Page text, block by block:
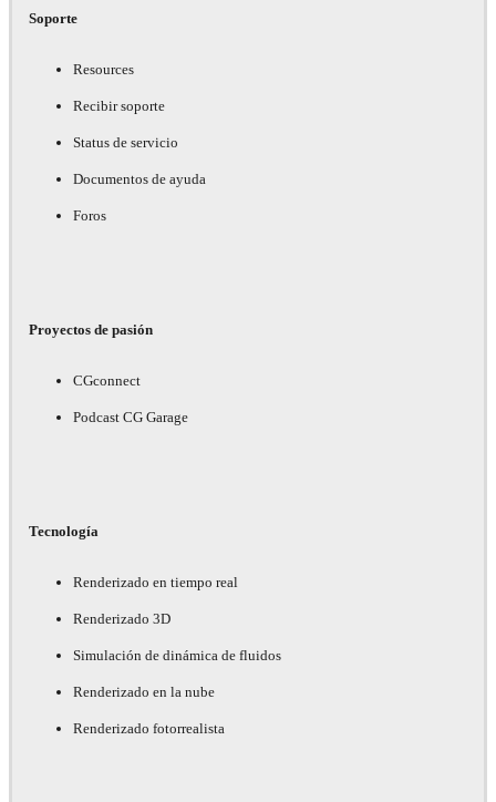
Soporte
Resources
Recibir soporte
Status de servicio
Documentos de ayuda
Foros
Proyectos de pasión
CGconnect
Podcast CG Garage
Tecnología
Renderizado en tiempo real
Renderizado 3D
Simulación de dinámica de fluidos
Renderizado en la nube
Renderizado fotorrealista